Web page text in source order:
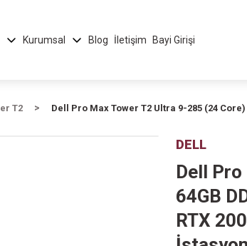
Kurumsal Blog İletişim Bayi Girişi
T2 Dell Pro Max Tower T2 Ultra 9-285 (24 Core)
DELL
Dell
64GB
RTX